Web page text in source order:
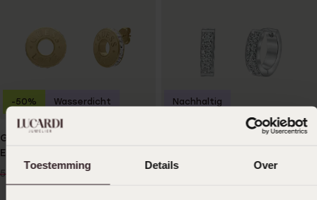
Toestemming Details Over
Guess Ohrstecker aus
Edelstahl, vergoldet, LOVE
GUESS
50.00 2500
-50% Wasserdicht
Edelstahlohrringe mit Kristall
22
Nachhaltig